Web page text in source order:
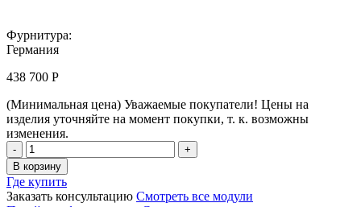
Фурнитура:
Германия
438 700 Р
(Минимальная цена) Уважаемые покупатели! Цены на
изделия уточняйте на момент покупки, т. к. возможны
изменения.
Кухня
ASTOV
BBQ
/
В корзину
Где купить
Заказать консультацию Смотреть все модули